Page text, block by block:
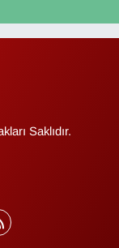
Saklıdır.